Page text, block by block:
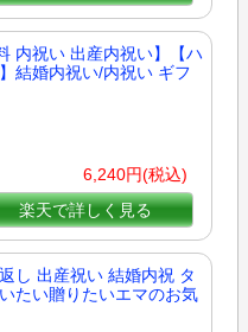
内祝い 出産内祝い】【ハ
結婚内祝い/内祝い ギフ
6,240円(税込)
楽天で詳しく見る
し 出産祝い 結婚内祝 タ
たい贈りたいエマのお気